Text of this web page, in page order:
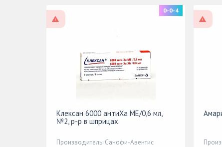
0-0-4
Клексан 6000 антиХа МЕ/0,6 мл,
№2, р-р в шприцах
Производитель: Санофи-Авентис